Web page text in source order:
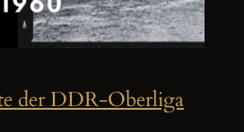
der DDR-Oberliga